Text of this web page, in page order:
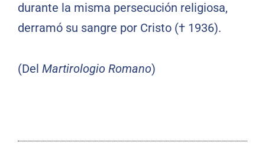
durante la misma persecución religiosa,
derramó su sangre por Cristo († 1936).
(Del Martirologio Romano)